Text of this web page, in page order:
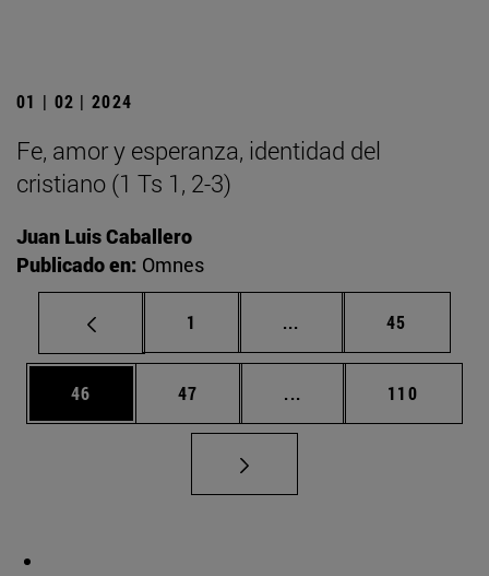
01 | 02 | 2024
Fe, amor y esperanza, identidad del
cristiano (1 Ts 1, 2-3)
Juan Luis Caballero
Publicado en: Omnes
Página
1 ... Páginas intermedias
Página
45
Página
46 Página
47 ... Páginas intermedias
Página
110